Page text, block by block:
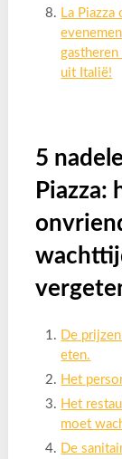
La
uit Italië!
5
Piazza:
De
eten.
Het
Het
moet
De